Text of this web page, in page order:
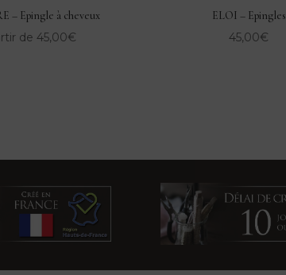
– Epingle à cheveux
de 45,00€
ELOI – Epingles
45,00€